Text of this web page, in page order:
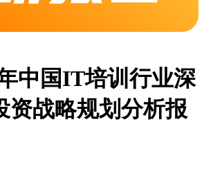
中国IT培训行业深
资战略规划分析报